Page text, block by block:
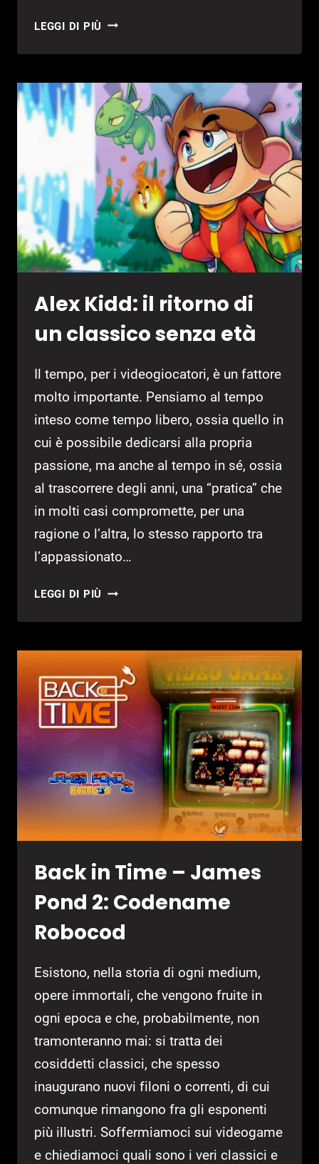
LEGGI DI PIÙ PHANTASY
ONLINE
ARRIVA
SU
STEAM
Alex Kidd: il ritorno di
un classico senza età
Il tempo, per i videogiocatori, è un fattore
molto importante. Pensiamo al tempo
inteso come tempo libero, ossia quello in
cui è possibile dedicarsi alla propria
passione, ma anche al tempo in sé, ossia
al trascorrere degli anni, una “pratica” che
in molti casi compromette, per una
ragione o l’altra, lo stesso rapporto tra
l’appassionato…
LEGGI DI PIÙ ALEX
IL
UN
CLASSICO
SENZA
ETÀ
Back in Time – James
Pond 2: Codename
Robocod
Esistono, nella storia di ogni medium,
opere immortali, che vengono fruite in
ogni epoca e che, probabilmente, non
tramonteranno mai: si tratta dei
cosiddetti classici, che spesso
inaugurano nuovi filoni o correnti, di cui
comunque rimangono fra gli esponenti
più illustri. Soffermiamoci sui videogame
e chiediamoci quali sono i veri classici e